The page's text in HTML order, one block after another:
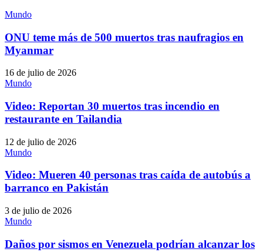
Mundo
ONU teme más de 500 muertos tras naufragios en
Myanmar
16 de julio de 2026
Mundo
Video: Reportan 30 muertos tras incendio en
restaurante en Tailandia
12 de julio de 2026
Mundo
Video: Mueren 40 personas tras caída de autobús a
barranco en Pakistán
3 de julio de 2026
Mundo
Daños por sismos en Venezuela podrían alcanzar los